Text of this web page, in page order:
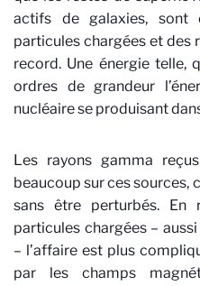
actifs de galaxies, sont
particules chargées et des
record. Une énergie telle,
ordres de grandeur
nucléaire se produisant
Les rayons gamma
beaucoup sur ces sources,
sans être perturbés. En
particules chargées –
– l’affaire est plus
par les champs